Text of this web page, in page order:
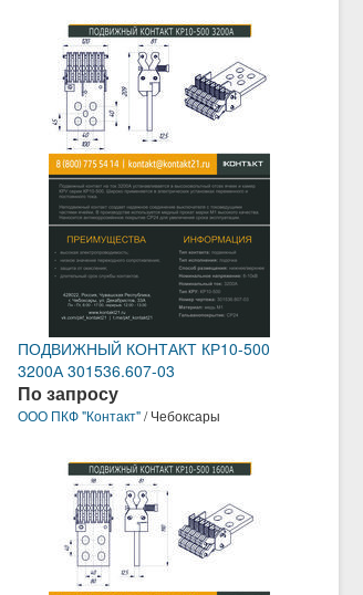
ПОДВИЖНЫЙ КОНТАКТ КР10-500
3200А 301536.607-03
По запросу
ООО ПКФ "Контакт"/ Чебоксары